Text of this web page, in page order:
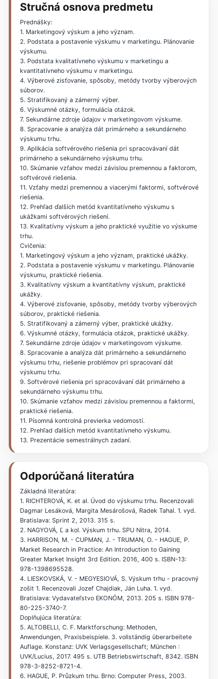
Stručná osnova predmetu
Prednášky:
1. Marketingový výskum a jeho význam.
2. Podstata a postavenie výskumu v marketingu. Plánovanie
výskumu.
3. Podstata kvalitatívneho výskumu v marketingu a
kvantitatívneho výskumu v marketingu.
4. Výberové zisťovanie, spôsoby, metódy tvorby výberových
súborov.
5. Stratifikovaný a zámerný výber.
6. Výskumné otázky, formulácia otázok.
7. Sekundárne zdroje údajov v marketingovom výskume.
8. Spracovanie a analýza dát primárneho a sekundárneho
výskumu trhu.
9. Aplikácia softvérového riešenia pri spracovávaní dát
primárneho a sekundárneho výskumu trhu.
10. Skúmanie vzťahov medzi závislou premennou a faktorom,
softvérové riešenia.
11. Vzťahy medzi premennou a viacerými faktormi, softvérové
riešenia.
12. Prehľad ďalších metód kvantitatívneho výskumu s
ukážkami softvérových riešení.
13. Kvalitatívny výskum a jeho praktické využitie vo výskume
trhu.
Cvičenia:
1. Marketingový výskum a jeho význam, praktické ukážky.
2. Podstata a postavenie výskumu v marketingu. Plánovanie
výskumu, praktické riešenia.
3. Kvalitatívny výskum a kvantitatívny výskum, praktické
ukážky.
4. Výberové zisťovanie, spôsoby, metódy tvorby výberových
súborov, praktické riešenia.
5. Stratifikovaný a zámerný výber, praktické ukážky.
6. Výskumné otázky, formulácia otázok, praktické ukážky.
7. Sekundárne zdroje údajov v marketingovom výskume.
8. Spracovanie a analýza dát primárneho a sekundárneho
výskumu trhu, riešenie problémov pri spracovaní dát
výskumu trhu.
9. Softvérové riešenia pri spracovávaní dát primárneho a
sekundárneho výskumu trhu.
10. Skúmanie vzťahov medzi závislou premennou a faktormi,
praktické riešenia.
11. Písomná kontrolná previerka vedomostí.
12. Prehľad ďalších metód kvantitatívneho výskumu.
13. Prezentácie semestrálnych zadaní.
Odporúčaná literatúra
Základná literatúra:
1. RICHTEROVÁ, K. et al. Úvod do výskumu trhu. Recenzovali
Dagmar Lesáková, Margita Mesárošová, Radek Tahal. 1. vyd.
Bratislava: Sprint 2, 2013. 315 s.
2. NAGYOVÁ, Ľ a kol. Výskum trhu. SPU Nitra, 2014.
3. HARRISON, M. - CUPMAN, J. - TRUMAN, O. - HAGUE, P.
Market Research in Practice: An Introduction to Gaining
Greater Market Insight 3rd Edition. 2016, 400 s. ISBN-13:
978-1398695528.
4. LIESKOVSKÁ, V. - MEGYESIOVÁ, S. Výskum trhu - pracovný
zošit 1. Recenzovali Jozef Chajdiak, Ján Luha. 1. vyd.
Bratislava: Vydavateľstvo EKONÓM, 2013. 205 s. ISBN 978-
80-225-3740-7.
Doplňujúca literatúra:
5. ALTOBELLI, C. F. Marktforschung: Methoden,
Anwendungen, Praxisbeispiele. 3. vollständig überarbeitete
Auflage. Konstanz: UVK Verlagsgesellschaft; München :
UVK/Lucius, 2017. 495 s. UTB Betriebswirtschaft, 8342. ISBN
978-3-8252-8721-4.
6. HAGUE, P. Průzkum trhu. Brno: Computer Press, 2003.